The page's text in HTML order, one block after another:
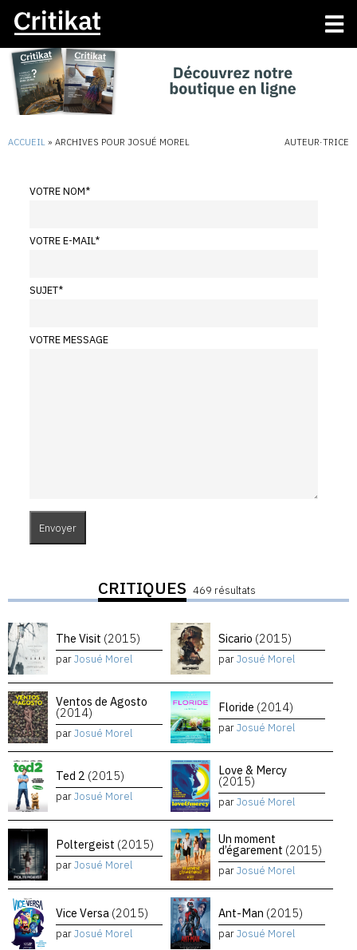
ACCUEIL » ARCHIVES POUR JOSUÉ MOREL AUTEUR·TRICE
VOTRE NOM*
VOTRE E-MAIL*
SUJET*
VOTRE MESSAGE
CRITIQUES 469 résultats
The Visit (2015)
parJosué Morel
Sicario (2015)
parJosué Morel
Ventos de Agosto
(2014)
parJosué Morel
Floride (2014)
parJosué Morel
Ted 2 (2015)
parJosué Morel
Love & Mercy
(2015)
parJosué Morel
Poltergeist (2015)
parJosué Morel
Un moment
d’égarement (2015)
parJosué Morel
Vice Versa (2015)
parJosué Morel
Ant-Man (2015)
parJosué Morel